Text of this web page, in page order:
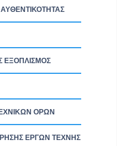
ΕΞΟΠΛΙΣΜΟΣ
ΟΡΩΝ
ΕΡΓΩΝ ΤΕΧΝΗΣ